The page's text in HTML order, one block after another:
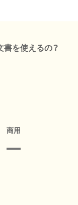
書を使えるの？
商用